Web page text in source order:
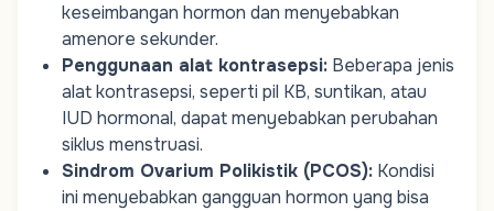
keseimbangan hormon dan menyebabkan
amenore sekunder.
Penggunaan alat kontrasepsi: Beberapa jenis
alat kontrasepsi, seperti pil KB, suntikan, atau
IUD hormonal, dapat menyebabkan perubahan
siklus menstruasi.
Sindrom Ovarium Polikistik (PCOS): Kondisi
ini menyebabkan gangguan hormon yang bisa